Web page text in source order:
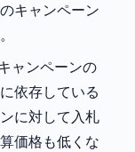
キャンペーン
ャンペーンの
依存している
に対して入札
価格も低くな